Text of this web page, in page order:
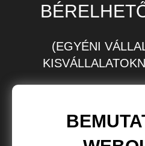
(EGYÉNI